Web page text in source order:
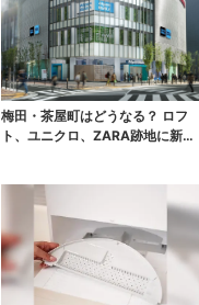
梅田・茶屋町はどうなる？ ロフ
ト、ユニクロ、ZARA跡地に新店